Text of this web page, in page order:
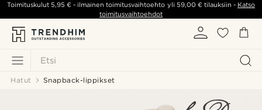
Etsi
Toimituskulut5,95 € - ilmainen toimitusvaihtoehto yli 59,00 €tilauksiin - Katso
toimitusvaihtoehdot
Hatut Snapback-lippikset